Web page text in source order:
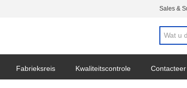
Sales &
Fabrieksreis Kwaliteitscontrole